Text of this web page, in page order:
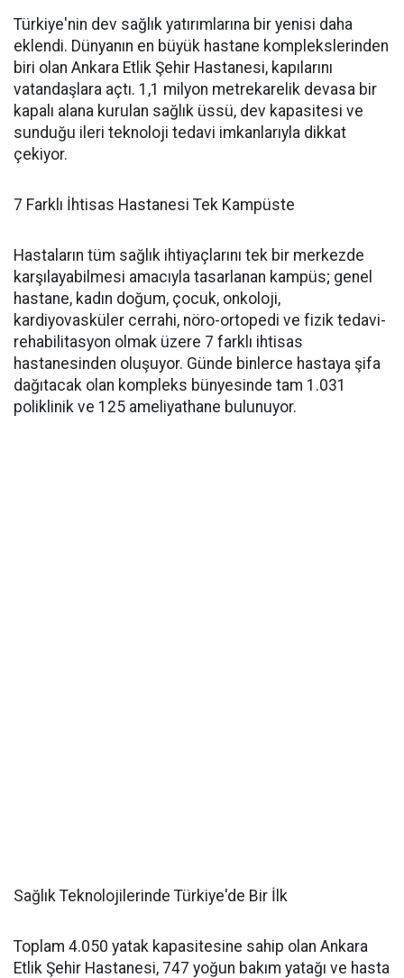
Türkiye'nin dev sağlık yatırımlarına bir yenisi daha
eklendi. Dünyanın en büyük hastane komplekslerinden
biri olan Ankara Etlik Şehir Hastanesi, kapılarını
vatandaşlara açtı. 1,1 milyon metrekarelik devasa bir
kapalı alana kurulan sağlık üssü, dev kapasitesi ve
sunduğu ileri teknoloji tedavi imkanlarıyla dikkat
çekiyor.
7 Farklı İhtisas Hastanesi Tek Kampüste
Hastaların tüm sağlık ihtiyaçlarını tek bir merkezde
karşılayabilmesi amacıyla tasarlanan kampüs; genel
hastane, kadın doğum, çocuk, onkoloji,
kardiyovasküler cerrahi, nöro-ortopedi ve fizik tedavi-
rehabilitasyon olmak üzere 7 farklı ihtisas
hastanesinden oluşuyor. Günde binlerce hastaya şifa
dağıtacak olan kompleks bünyesinde tam 1.031
poliklinik ve 125 ameliyathane bulunuyor.
Sağlık Teknolojilerinde Türkiye'de Bir İlk
Toplam 4.050 yatak kapasitesine sahip olan Ankara
Etlik Şehir Hastanesi, 747 yoğun bakım yatağı ve hasta